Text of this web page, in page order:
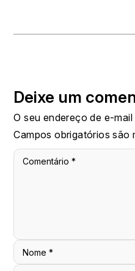
Deixe um
O seu endereço de e-
Campos obrigatórios são
Comentário*
Nome*